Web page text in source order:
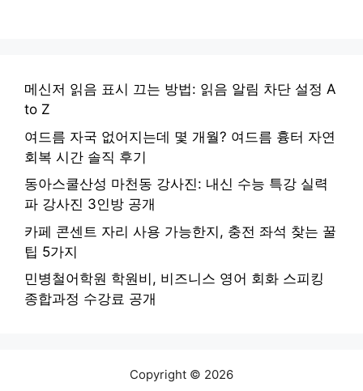
메신저 읽음 표시 끄는 방법: 읽음 알림 차단 설정 A
to Z
여드름 자국 없어지는데 몇 개월? 여드름 흉터 자연
회복 시간 솔직 후기
동아스쿨산성 마천동 강사진: 내신 수능 특강 실력
파 강사진 3인방 공개
카페 콘센트 자리 사용 가능한지, 충전 좌석 찾는 꿀
팁 5가지
민병철어학원 학원비, 비즈니스 영어 회화 스피킹
종합과정 수강료 공개
Copyright © 2026